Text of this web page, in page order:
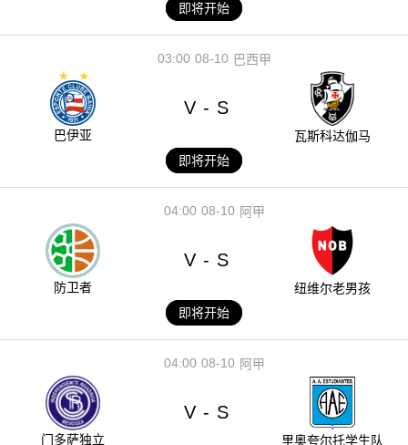
即将开始
08-10
03:00 巴西甲
巴伊亚
V - S
瓦斯科达伽马
即将开始
08-10
04:00 阿甲
防卫者
V - S
纽维尔老男孩
即将开始
08-10
04:00 阿甲
门多萨独立
V - S
里奥夸尔托学生队